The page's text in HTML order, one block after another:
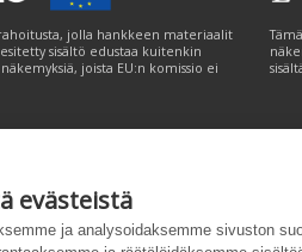
evästeistä
ja analysoidaksemme sivuston
jolla hankkeen materiaalit
sisältö edustaa kuitenkin
joista EU:n komissio ei
|